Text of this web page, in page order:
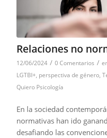
Relaciones no
12/06/2024 / 0 Comentarios /
LGTBI+, perspectiva de género,
Quiero Psicología
En la sociedad
normativas han ido
desafiando las